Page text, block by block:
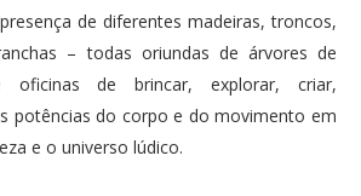
de diferentes madeiras, troncos,
– todas oriundas de árvores de
oficinas de brincar, explorar, criar,
potências do corpo e do movimento em
e o universo lúdico.